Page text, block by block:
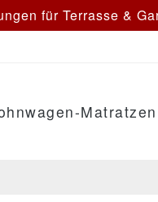
für Terrasse &
Matratzen